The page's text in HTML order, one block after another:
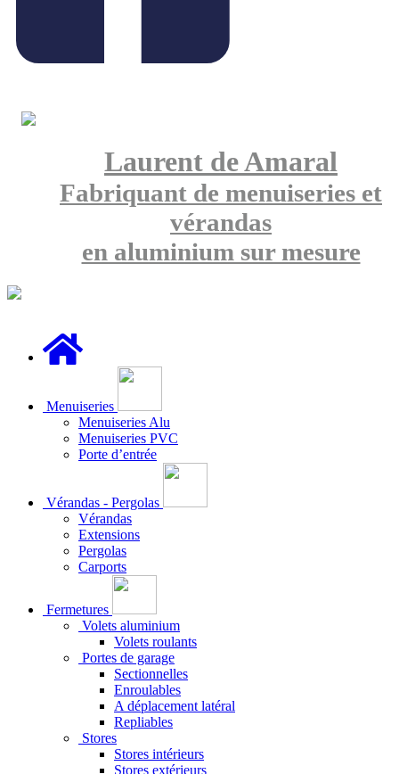
Laurent de Amaral
Fabriquant de menuiseries et
vérandas
en aluminium sur mesure
Menuiseries
Menuiseries Alu
Menuiseries PVC
Porte d’entrée
Vérandas - Pergolas
Vérandas
Extensions
Pergolas
Carports
Fermetures
Volets aluminium
Volets roulants
Portes de garage
Sectionnelles
Enroulables
A déplacement latéral
Repliables
Stores
Stores intérieurs
Stores extérieurs